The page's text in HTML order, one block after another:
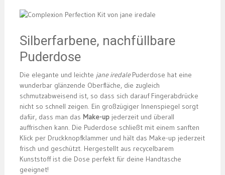
Silberfarbene, nachfüllbare
Puderdose
Die elegante und leichte jane iredalePuderdose hat eine
wunderbar glänzende Oberfläche, die zugleich
schmutzabweisend ist, so dass sich darauf Fingerabdrücke
nicht so schnell zeigen. Ein großzügiger Innenspiegel sorgt
dafür, dass man das Make-upjederzeit und überall
auffrischen kann. Die Puderdose schließt mit einem sanften
Klick per Druckknopfklammer und hält das Make-up jederzeit
frisch und geschützt. Hergestellt aus recycelbarem
Kunststoff ist die Dose perfekt für deine Handtasche
geeignet!